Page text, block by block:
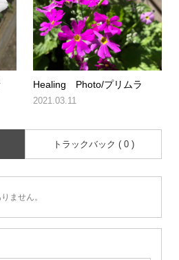
Healing Photo/プリムラ
2021.03.11
トラックバック ( 0 )
ません。